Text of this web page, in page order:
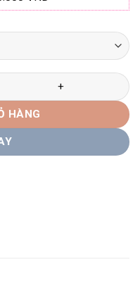
hãng số lượng
HÀNG